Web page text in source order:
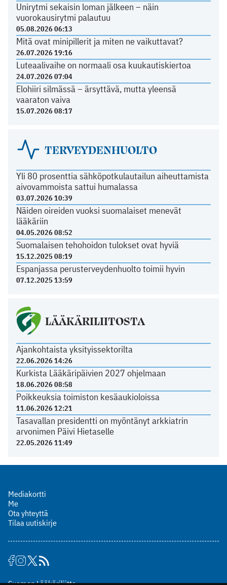
Unirytmi sekaisin loman jälkeen – näin
vuorokausirytmi palautuu
05.08.2026 06:13
Mitä ovat minipillerit ja miten ne vaikuttavat?
26.07.2026 19:16
Luteaalivaihe on normaali osa kuukautiskiertoa
24.07.2026 07:04
Elohiiri silmässä – ärsyttävä, mutta yleensä
vaaraton vaiva
15.07.2026 08:17
TERVEYDENHUOLTO
Yli 80 prosenttia sähköpotkulautailun aiheuttamista
aivovammoista sattui humalassa
03.07.2026 10:39
Näiden oireiden vuoksi suomalaiset menevät
lääkäriin
04.05.2026 08:52
Suomalaisen tehohoidon tulokset ovat hyviä
15.12.2025 08:19
Espanjassa perusterveydenhuolto toimii hyvin
07.12.2025 13:59
LÄÄKÄRILIITOSTA
Ajankohtaista yksityissektorilta
22.06.2026 14:26
Kurkista Lääkäripäivien 2027 ohjelmaan
18.06.2026 08:58
Poikkeuksia toimiston kesäaukioloissa
11.06.2026 12:21
Tasavallan presidentti on myöntänyt arkkiatrin
arvonimen Päivi Hietaselle
22.05.2026 11:49
Mediakortti
Me
Ota yhteyttä
Tilaa uutiskirje